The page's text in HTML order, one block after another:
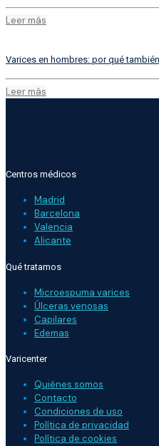
Leer más
Varices en hombres: por qué
Leer más
Centros médicos
Madrid
Barcelona
Valencia
Alicante
Qué tratamos
Microespuma varices
Úlceras venosas
Capilares
Edemas
Varicenter
Quiénes somos
Contacto
Condiciones de uso
Política de privacidad
Política de cookies